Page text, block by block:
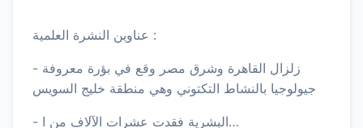
عناوين النشرة العلمية :
- زلزال القاهرة وشرق مصر وقع في بؤرة معروفة
- البشرية فقدت عشرات الآلاف من ا…